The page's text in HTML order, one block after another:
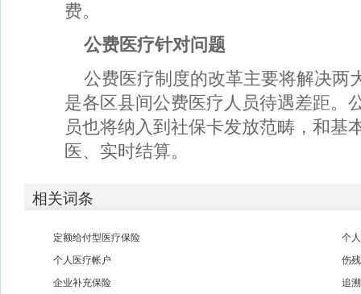
费。
公费医疗针对问题
公费医疗制度的改革主要将解决两
是各区县间公费医疗人员待遇差距。
员也将纳入到社保卡发放范畴，和基
医、实时结算。
相关词条
定额给付型医疗保险
个
个人医疗帐户
伤
企业补充保险
追